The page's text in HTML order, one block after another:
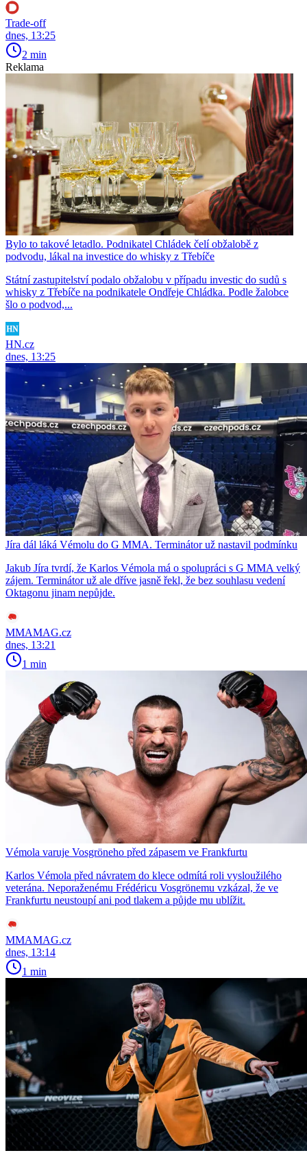
Trade-off
dnes, 13:25
2 min
Reklama
Bylo to takové letadlo. Podnikatel Chládek čelí obžalobě z
podvodu, lákal na investice do whisky z Třebíče
Státní zastupitelství podalo obžalobu v případu investic do sudů s
whisky z Třebíče na podnikatele Ondřeje Chládka. Podle žalobce
šlo o podvod,...
HN.cz
dnes, 13:25
Jíra dál láká Vémolu do G MMA. Terminátor už nastavil podmínku
Jakub Jíra tvrdí, že Karlos Vémola má o spolupráci s G MMA velký
zájem. Terminátor už ale dříve jasně řekl, že bez souhlasu vedení
Oktagonu jinam nepůjde.
MMAMAG.cz
dnes, 13:21
1 min
Vémola varuje Vosgröneho před zápasem ve Frankfurtu
Karlos Vémola před návratem do klece odmítá roli vysloužilého
veterána. Neporaženému Frédéricu Vosgrönemu vzkázal, že ve
Frankfurtu neustoupí ani pod tlakem a půjde mu ublížit.
MMAMAG.cz
dnes, 13:14
1 min